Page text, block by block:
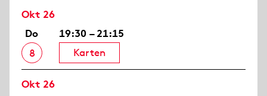
Okt 26
Do
8
19:30 – 21:15
Karten
Okt 26